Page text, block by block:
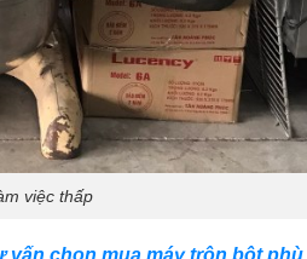
việc thấp
vấn chọn mua máy trộn bột phù